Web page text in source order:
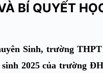
BÍ QUYẾT
Sinh, trường
2025 của trường